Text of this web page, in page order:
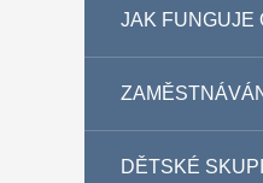
JAK FUNGUJE
DĚTSKÉ